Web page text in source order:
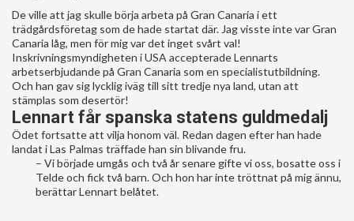
De ville att jag skulle börja arbeta på Gran Canaria i ett
trädgårdsföretag som de hade startat där. Jag visste inte var Gran
Canaria låg, men för mig var det inget svårt val!
Inskrivningsmyndigheten i USA accepterade Lennarts
arbetserbjudande på Gran Canaria som en specialistutbildning.
Och han gav sig lycklig iväg till sitt tredje nya land, utan att
stämplas som desertör!
Lennart får spanska statens guldmedalj
Ödet fortsatte att vilja honom väl. Redan dagen efter han hade
landat i Las Palmas träffade han sin blivande fru.
– Vi började umgås och två år senare gifte vi oss, bosatte oss i
Telde och fick två barn. Och hon har inte tröttnat på mig ännu,
berättar Lennart belåtet.